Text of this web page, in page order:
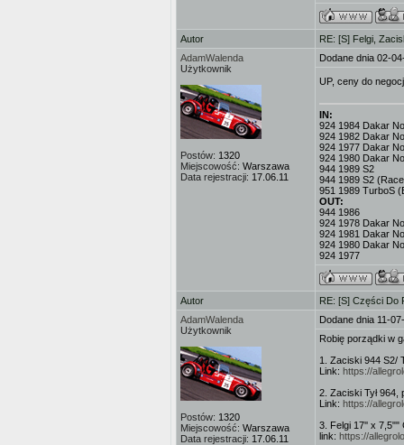
Autor
RE: [S] Felgi,
AdamWalenda
Użytkownik
Postów: 1320
Miejscowość: Warszawa
Data rejestracji: 17.06.11
Dodane dnia 02-
UP, ceny do
IN:
924 1984 Dakar
924 1982 Dakar
924 1977 Dakar
924 1980 Dakar
944 1989 S2
944 1989 S2
951 1989 TurboS
OUT:
944 1986
924 1978 Dakar
924 1981 Dakar
924 1980 Dakar
924 1977
Autor
RE: [S] Części Do
AdamWalenda
Użytkownik
Postów: 1320
Miejscowość: Warszawa
Data rejestracji: 17.06.11
Dodane dnia 11-
Robię porządki w
1. Zaciski 944 S2/
Link: https://
2. Zaciski Tył 964,
Link: https://
3. Felgi 17'' x 7,5""
link: https://